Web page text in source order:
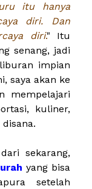
itu hanya
diri. Dan
diri." Itu
senang, jadi
impian
saya akan ke
mempelajari
kuliner,
sekarang,
yang bisa
setelah